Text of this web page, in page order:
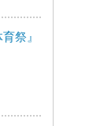
祭』